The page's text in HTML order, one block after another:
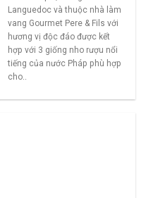
Languedoc và thuộc nhà làm
vang Gourmet Pere & Fils với
hương vị độc đáo được kết
hợp với 3 giống nho rượu nổi
tiếng của nước Pháp phù hợp
cho..